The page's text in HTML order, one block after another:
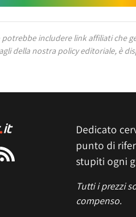
includere link affiliati che
della nostra policy editoriale, è
Dedicato
punto di
stupiti ogni
Tutti i prezzi
compenso.